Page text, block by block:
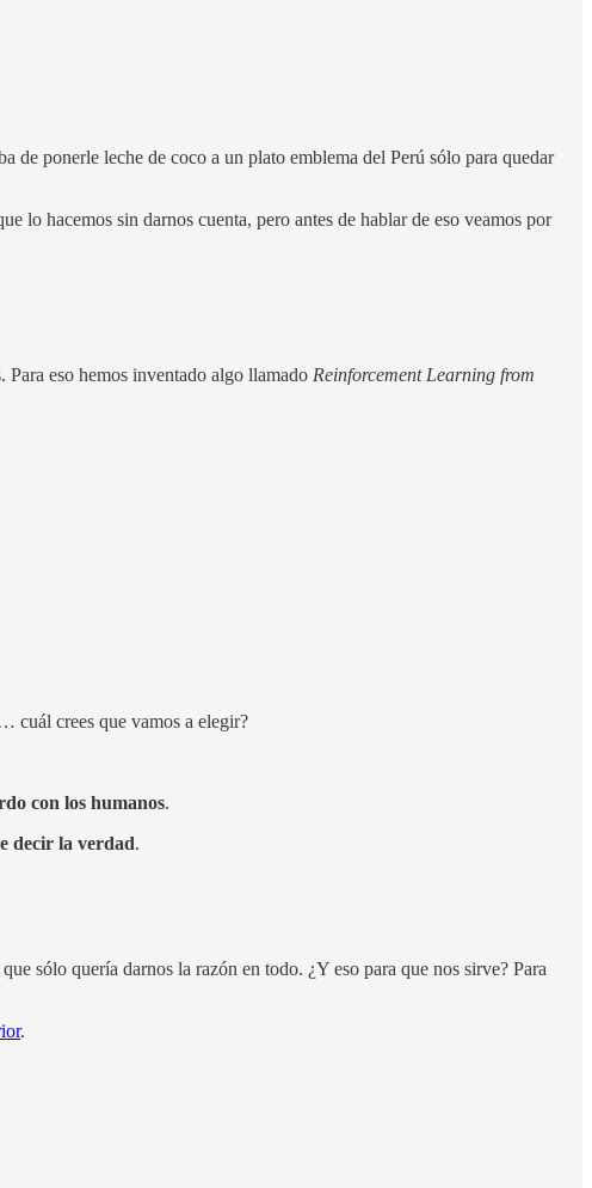
de ponerle leche de coco a un plato emblema del Perú sólo para quedar
lo hacemos sin darnos cuenta, pero antes de hablar de eso veamos por
Para eso hemos inventado algo llamado Reinforcement Learning from
cuál crees que vamos a elegir?
con los humanos.
decir la verdad.
sólo quería darnos la razón en todo. ¿Y eso para que nos sirve? Para
.